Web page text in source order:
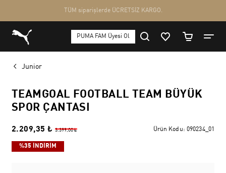
Junior
TEAMGOAL FOOTBALL TEAM BÜYÜK
SPOR ÇANTASI
2.209,35 ₺ 3.399,00 ₺ Ürün Kodu: 090234_01
%35 İNDİRİM